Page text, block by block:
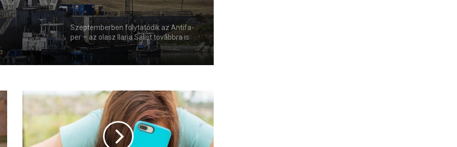
Szeptemberben folytatódik az Antifa-
per – az olasz Ilaria Salist továbbra is
mentelmi jog védi
N
H